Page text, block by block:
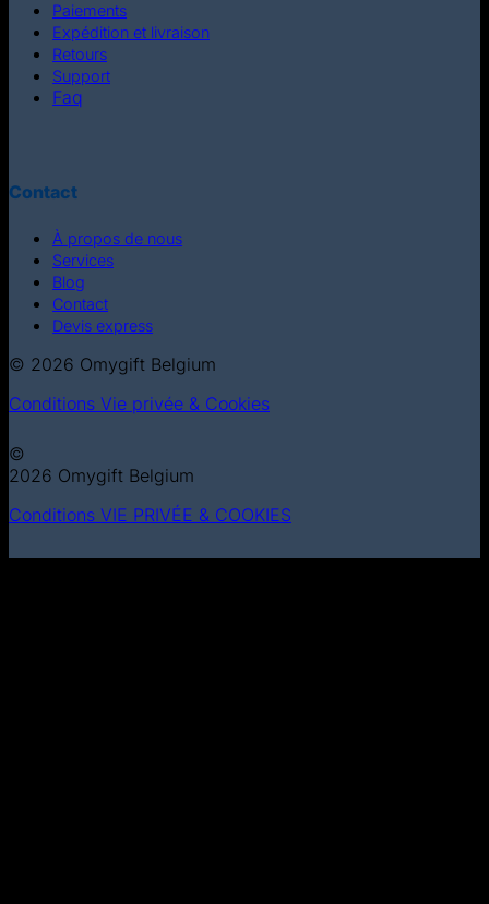
Paiements
Expédition et livraison
Retours
Support
Faq
Contact
À propos de nous
Services
Blog
Contact
Devis express
© 2026 Omygift Belgium
Conditions Vie privée & Cookies
©
2026 Omygift Belgium
Conditions VIE PRIVÉE & COOKIES